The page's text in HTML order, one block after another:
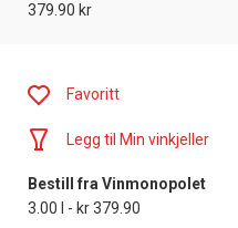
379.90 kr
Favoritt
Legg til Min vinkjeller
Bestill fra Vinmonopolet
3.00 l - kr 379.90